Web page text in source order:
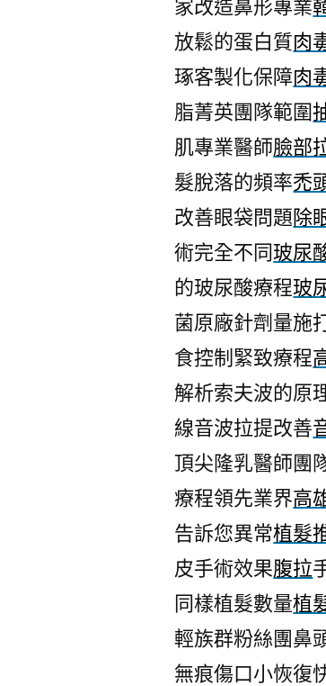
家改造鼻形專業
放鬆的蛋白質肉
琢客製化保障肉
脂菁英團隊範圍
肌專業醫師臉部
髮脫落的頻率禿
改善眼袋問題除
術完全不同玻尿
的玻尿酸療程玻
菌原廠針劑量施
食控制緊致療程
解析索夫波的原
線音波拉提改善
頂尖隆乳醫師團
療程領先業界高
告訴您異常植髮
皮手術效果腹拉
同樣植髮數量植
輕族群粉絲團鼻
無痕傷口小恢復